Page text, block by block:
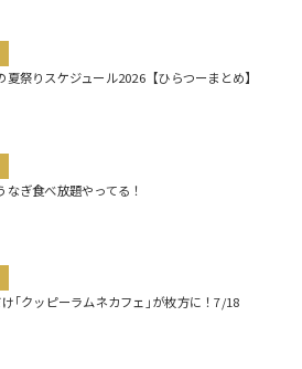
夏祭りスケジュール2026【ひらつーまとめ】
なぎ食べ放題やってる！
｢クッピーラムネカフェ｣が枚方に！7/18